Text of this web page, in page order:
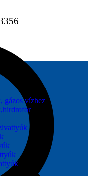
gázos vízhez